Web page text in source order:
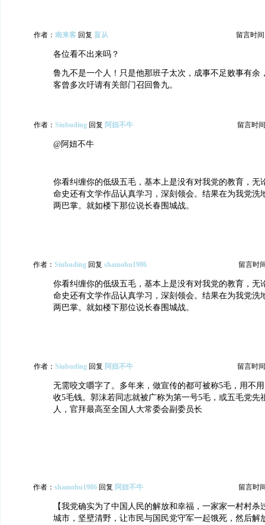
作者： 南来客 回复 盲从 留言时间
各位看不出来吗？
鲁九不是一个人！只是他那班子太次，成事不足败事有余
客曾多次吁请有关部门召回鲁九。
作者： Siubuding 回复 阿妞不牛 留言时
@阿妞不牛
你看纠缠你的低级五毛，基本上是没有对我党的教育，无
命史还有文学作品认真学习，深刻领会。结果在为我党洗
两巴掌。就如楼下那位说长春围城战。
作者： Siubuding 回复 shamohu1986 留言时
你看纠缠你的低级五毛，基本上是没有对我党的教育，无
命史还有文学作品认真学习，深刻领会。结果在为我党洗
两巴掌。就如楼下那位说长春围城战。
作者： Siubuding 回复 阿妞不牛 留言时
无需咬文嚼字了。多年来，做宣传的都可被称5毛，用不
收5毛钱。郭沫若同志就被广称为第一号5毛，或五毛党先
人，官拜最高至全国人大常委会副委员长
作者： shamohu1986 回复 阿妞不牛 留言时
【我党确实为了中国人民的解放和幸福，一家家一村村杀
城市，坚壁清野，让市民与国民党守军一起饿死，然后解